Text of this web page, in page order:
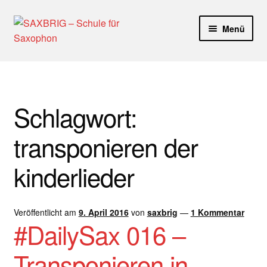
Zur
Navigation
Zum
Inhalt
Menü
Aktuelle Blog Artikel
ANMELDUNG
Dankeschön – Impro Basic Downloads (Youtube)
Datenschutz
Schlagwort:
transponieren der
kinderlieder
Veröffentlicht am 9. April 2016 von saxbrig — 1 Kommentar
#DailySax 016 –